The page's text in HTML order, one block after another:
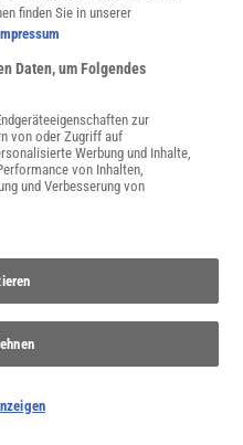
abonnieren
abbestellen. Infos zu unserem Umgang
finden Sie in unserer
Daten, um Folgendes
zur
von oder Zugriff auf
Werbung und Inhalte,
von Inhalten,
und Verbesserung von